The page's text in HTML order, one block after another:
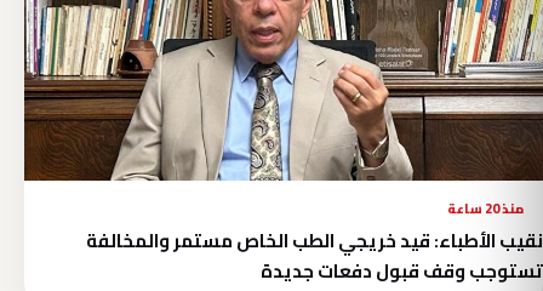
منذ 20 ساعة
نقيب الأطباء: قيد خريجي الطب الخاص مستمر والمخالفة
تستوجب وقف قبول دفعات جديدة